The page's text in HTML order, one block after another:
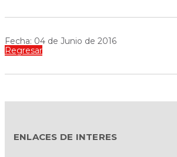
Fecha: 04 de Junio de 2016
Regresar
ENLACES DE INTERES